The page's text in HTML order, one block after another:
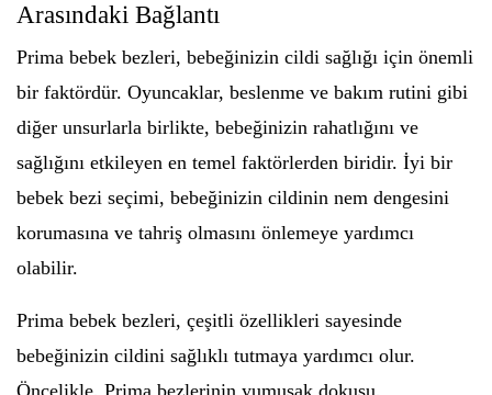
Arasındaki Bağlantı
Prima bebek bezleri, bebeğinizin cildi sağlığı için önemli
bir faktördür. Oyuncaklar, beslenme ve bakım rutini gibi
diğer unsurlarla birlikte, bebeğinizin rahatlığını ve
sağlığını etkileyen en temel faktörlerden biridir. İyi bir
bebek bezi seçimi, bebeğinizin cildinin nem dengesini
korumasına ve tahriş olmasını önlemeye yardımcı
olabilir.
Prima bebek bezleri, çeşitli özellikleri sayesinde
bebeğinizin cildini sağlıklı tutmaya yardımcı olur.
Öncelikle, Prima bezlerinin yumuşak dokusu,